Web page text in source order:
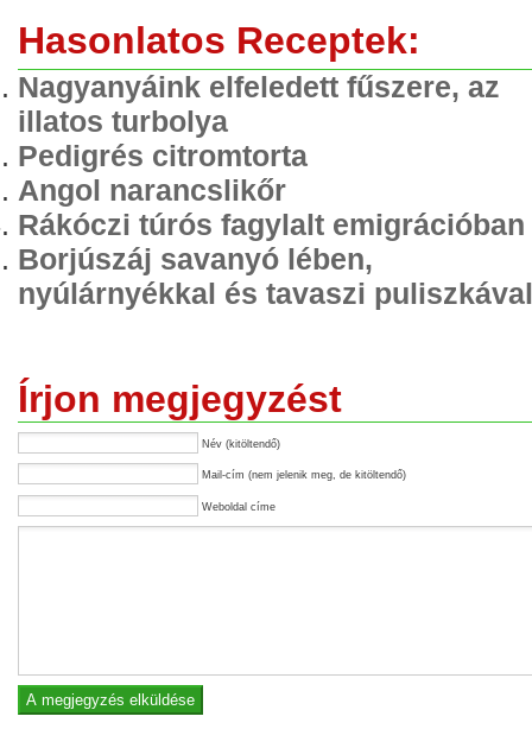
Hasonlatos Receptek:
Nagyanyáink elfeledett fűszere, az
illatos turbolya
Pedigrés citromtorta
Angol narancslikőr
Rákóczi túrós fagylalt emigrációban
Borjúszáj savanyó lében,
nyúlárnyékkal és tavaszi puliszkával
Írjon megjegyzést
Név (kitöltendő)
Mail-cím (nem jelenik meg, de kitöltendő)
Weboldal címe